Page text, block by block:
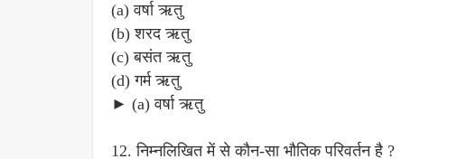
(a) वर्षा ऋतु
(b) शरद ऋतु
(c) बसंत ऋतु
(d) गर्म ऋतु
► (a) वर्षा ऋतु
12. निम्नलिखित में से कौन-सा भौतिक परिवर्तन है ?